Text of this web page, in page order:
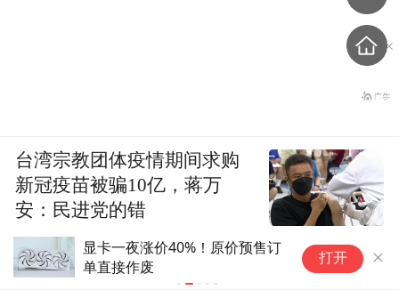
显卡一夜涨价40%！原价预售订
单直接作废
“
打开
台湾宗教团体疫情期间求购
新冠疫苗被骗10亿，蒋万
安：民进党的错